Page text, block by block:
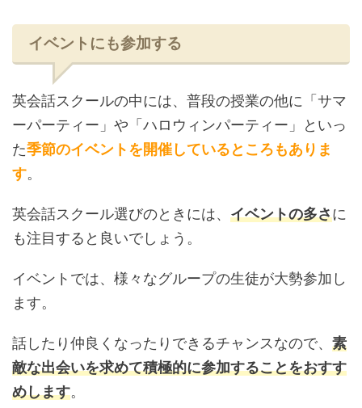
イベントにも参加する
英会話スクールの中には、普段の授業の他に「サマ
ーパーティー」や「ハロウィンパーティー」といっ
た季節のイベントを開催しているところもありま
す。
英会話スクール選びのときには、 イベントの多さに
も注目すると良いでしょう。
イベントでは、様々なグループの生徒が大勢参加し
ます。
話したり仲良くなったりできるチャンスなので、 素
敵な出会いを求めて積極的に参加することをおすす
めします。